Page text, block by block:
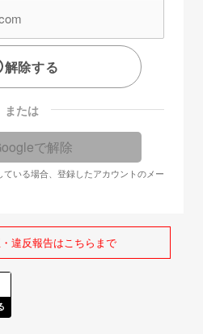
解除する
または
で解除
いる場合、登録したアカウントのメー
違反報告はこちらまで